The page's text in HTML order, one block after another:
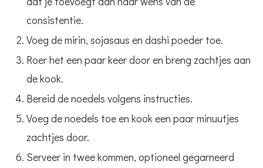
consistentie.
Voeg de mirin, sojasaus en dashi poeder toe.
Roer het een paar keer door en breng zachtjes aan
de kook.
Bereid de noedels volgens instructies.
Voeg de noedels toe en kook een paar minuutjes
zachtjes door.
Serveer in twee kommen, optioneel gegarneerd